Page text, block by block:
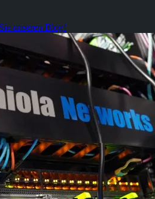
unseren Blog!